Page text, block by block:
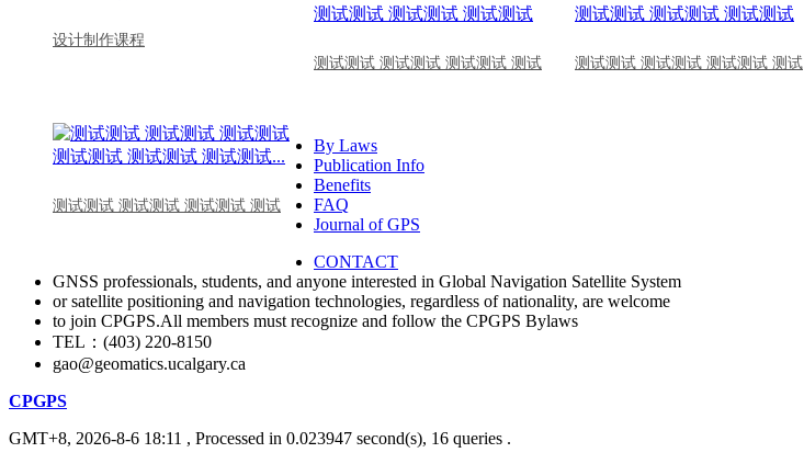
设计制作课程
测试测试 测试测试 测试测试 测试
测试测试 测试测试 测试测试 测试
测试测试 测试测试 测试测试 测试
By Laws
Publication Info
Benefits
FAQ
Journal of GPS
CONTACT
GNSS professionals, students, and anyone interested in Global Navigation Satellite System
or satellite positioning and navigation technologies, regardless of nationality, are welcome
to join CPGPS.All members must recognize and follow the CPGPS Bylaws
TEL：(403) 220-8150
gao@geomatics.ucalgary.ca
CPGPS
GMT+8, 2026-8-6 18:11 , Processed in 0.023947 second(s), 16 queries .